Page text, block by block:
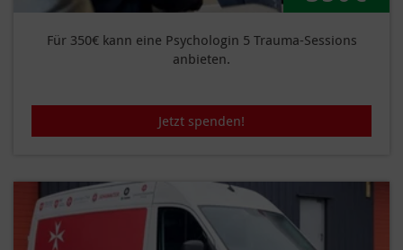
Für 350€ kann eine Psychologin 5 Trauma-Sessions
anbieten.
Jetzt spenden!